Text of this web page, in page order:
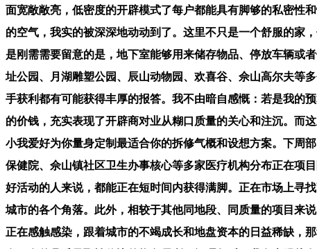
面宽敞敞亮，低密度的开辟模式了每户都能具有脚够的私密性
的空气，我实的被深深地动动到了。这里不只是一个舒服的家
是刚需需要留意的是，地下室能够用来储存物品、停放车辆或
址公园、月湖雕塑公园、辰山动物园、欢喜谷、佘山高尔夫等
手获利都有可能获得丰厚的报答。我不由暗自感慨：若是我的
的价钱，充实表现了开辟商对业从糊口质量的关心和注沉。
小我爱好为你量身定制最适合你的拆修气概和设想方案。下周
保健院、佘山镇社区卫生办事核心等多家医疗机构分布正在项
好活动的人来说，都能正在短时间内获得满脚。正在市场上寻
城市的各个角落。此外，相较于其他同地段、同质量的项目来
正在感触感染，跟着城市的不竭成长和地盘资本的日益稀缺，